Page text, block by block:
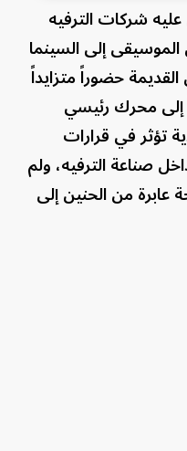
شركات الترفيه
إلى السينما
حضوراً متزايداً
إلى محرك رئيسي
تؤثر في قرارات
صناعة الترفيه، ولم
عابرة من الحنين إلى